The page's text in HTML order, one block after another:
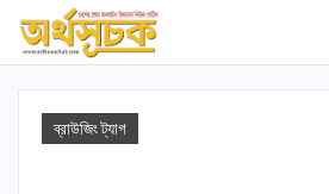
ব্রাউজিং ট্যাগ